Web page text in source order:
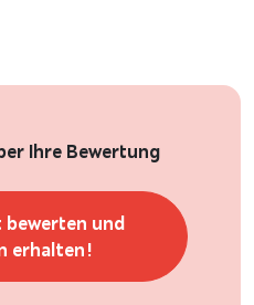
Ihre Bewertung
und
erhalten!